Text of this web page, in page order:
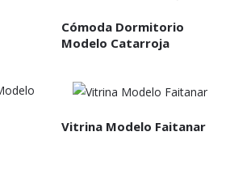
Cómoda Dormitorio
Modelo Catarroja
Vitrina Modelo Faitanar